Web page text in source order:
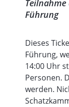
Führung
Dieses
Führung,
14:00 Uhr
Personen.
werden.